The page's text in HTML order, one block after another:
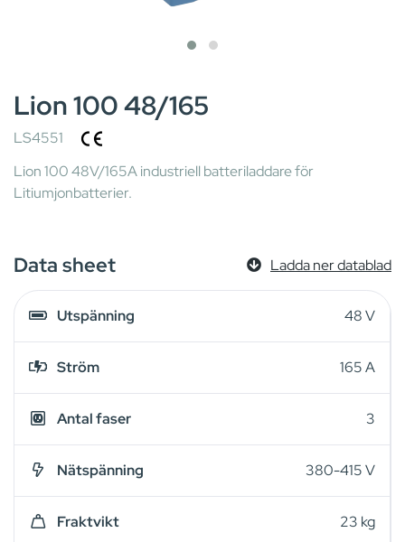
Lion 100 48/165
LS4551
Lion 100 48V/165A industriell batteriladdare för
Litiumjonbatterier.
Data sheet Ladda ner datablad
Utspänning 48 V
Ström 165 A
Antal faser 3
Nätspänning 380-415 V
Fraktvikt 23 kg